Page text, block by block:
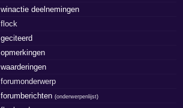
winactie deelnemingen
flock
geciteerd
opmerkingen
waarderingen
forumonderwerp
forumberichten(onderwerpenlijst)